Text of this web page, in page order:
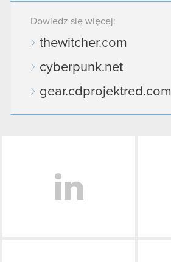
Dowiedz się więcej:
thewitcher.com
cyberpunk.net
gear.cdprojektred.com